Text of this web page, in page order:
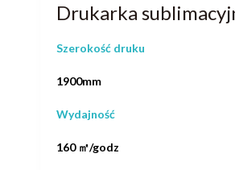
Drukarka
Szerokość druku
1900mm
Wydajność
160 ㎡/godz